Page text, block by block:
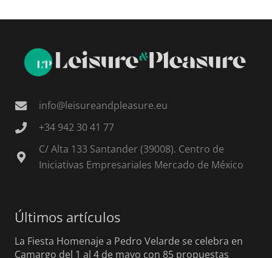
info@leisureandpleasure.eu
+34 942 30 41 77
C/ Alta 133 Santander (39008). Centro de
Iniciativas Empresariales Mercado de México
Últimos artículos
La Fiesta Homenaje a Pedro Velarde se celebra en
Camargo del 1 al 4 de mayo con 85 propuestas